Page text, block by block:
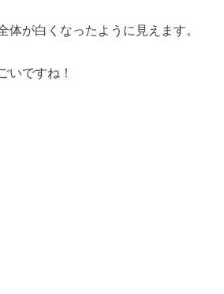
体が白くなったように見えます。
いですね！